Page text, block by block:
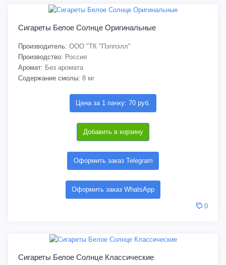
Сигареты Белое Солнце Оригинальные
Производитель: ООО "ТК "Пэппэлл"
Производство: Россия
Аромат: Без аромата
Содержание смолы: 8 мг
Цена за 1 пачку: 70 руб.
Добавить в корзину
Оформить заказ Telegram
Оформить заказ WhatsApp
0
Сигареты Белое Солнце Классические